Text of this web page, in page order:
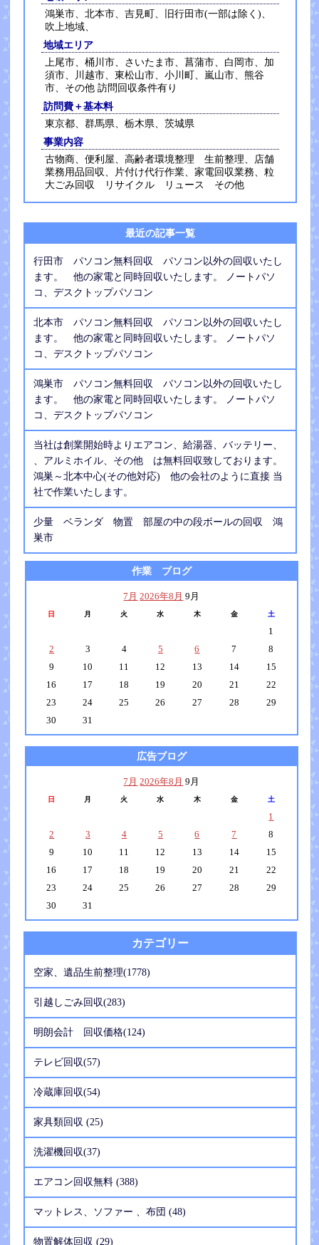
鴻巣市、北本市、吉見町、旧行田市(一部は除く)、
吹上地域、
地域エリア
上尾市、桶川市、さいたま市、菖蒲市、白岡市、加
須市、川越市、東松山市、小川町、嵐山市、熊谷
市、その他 訪問回収条件有り
訪問費＋基本料
東京都、群馬県、栃木県、茨城県
事業内容
古物商、便利屋、高齢者環境整理 生前整理、店舗
業務用品回収、片付け代行作業、家電回収業務、粒
大ごみ回収 リサイクル リュース その他
最近の記事一覧
行田市 パソコン無料回収 パソコン以外の回収いたし
ます。 他の家電と同時回収いたします。 ノートパソ
コ、デスクトップパソコン
北本市 パソコン無料回収 パソコン以外の回収いたし
ます。 他の家電と同時回収いたします。 ノートパソ
コ、デスクトップパソコン
鴻巣市 パソコン無料回収 パソコン以外の回収いたし
ます。 他の家電と同時回収いたします。 ノートパソ
コ、デスクトップパソコン
当社は創業開始時よりエアコン、給湯器、バッテリー、
、アルミホイル、その他 は無料回収致しております。
鴻巣～北本中心(その他対応) 他の会社のように直接 当
社で作業いたします。
少量 ベランダ 物置 部屋の中の段ボールの回収 鴻
巣市
作業 ブログ
7月 2026年8月 9月
日 月 火 水 木 金 土
1
2
3 4 5 6 7
8
9
10 11 12 13 14
15
16
17 18 19 20 21
22
23
24 25 26 27 28
29
30
31
広告ブログ
7月 2026年8月 9月
日 月 火 水 木 金 土
1
2
3 4 5 6 7
8
9
10 11 12 13 14
15
16
17 18 19 20 21
22
23
24 25 26 27 28
29
30
31
カテゴリー
空家、遺品生前整理(1778)
引越しごみ回収(283)
明朗会計 回収価格(124)
テレビ回収(57)
冷蔵庫回収(54)
家具類回収 (25)
洗濯機回収(37)
エアコン回収無料 (388)
マットレス、ソファー 、布団 (48)
物置解体回収 (29)